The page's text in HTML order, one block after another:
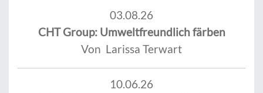
03.08.26
CHT Group: Umweltfreundlich färben
Von Larissa Terwart
10.06.26